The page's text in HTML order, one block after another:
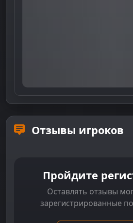
Отзывы игроков
Пройдите
Оставлять отзывы
зарегистрированные